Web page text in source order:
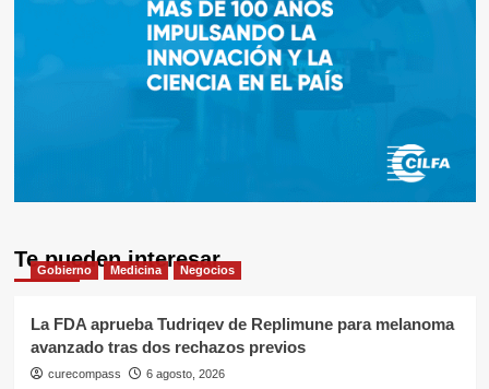
Te pueden interesar
Gobierno Medicina Negocios
La FDA aprueba Tudriqev de Replimune para melanoma
avanzado tras dos rechazos previos
curecompass 6 agosto, 2026